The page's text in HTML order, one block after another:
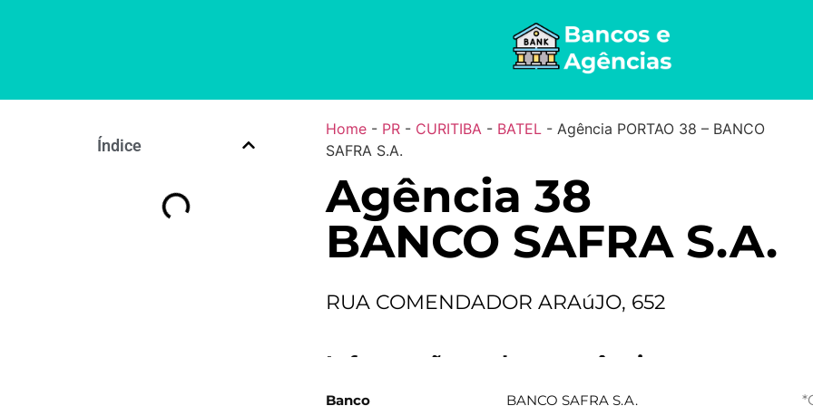
Índice
Home- PR- CURITIBA - BATEL - Agência PORTAO 38 – BANCO
SAFRA S.A.
Agência 38
BANCO SAFRA S.A.
RUA COMENDADOR ARAúJO, 652
Informações sobre a agência
Banco
BANCO SAFRA S.A.